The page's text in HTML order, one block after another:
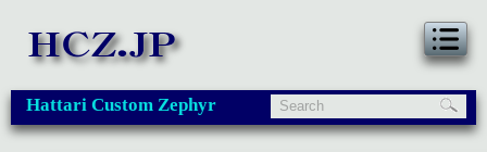
Hattari Custom Zephyr